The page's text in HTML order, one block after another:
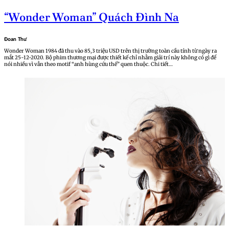
“Wonder Woman” Quách Đình Na
Đoan Thư
Wonder Woman 1984 đã thu vào 85,3 triệu USD trên thị trường toàn cầu tính từ ngày ra
mắt 25-12-2020. Bộ phim thương mại được thiết kế chỉ nhằm giải trí này không có gì để
nói nhiều vì vẫn theo motif “anh hùng cứu thế” quen thuộc. Chi tiết…